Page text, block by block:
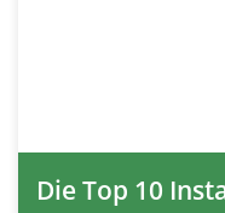
Die Top 10